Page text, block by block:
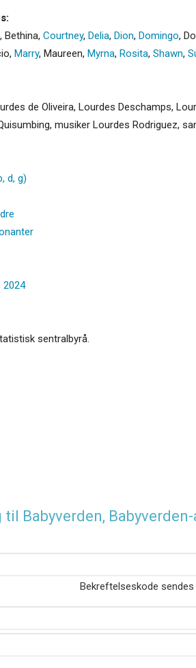
, Bethina, Courtney, Delia, Dion, Domingo,
, Marry, Maureen, Myrna, Rosita, Shawn,
de Oliveira, Lourdes Deschamps,
musiker Lourdes Rodriguez,
d, g)
2024
sentralbyrå.
Babyverden,
Bekreftelseskode sendes